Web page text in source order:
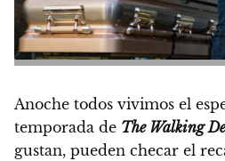
Anoche todos vivimos el
temporada de The Walking
gustan, pueden checar el